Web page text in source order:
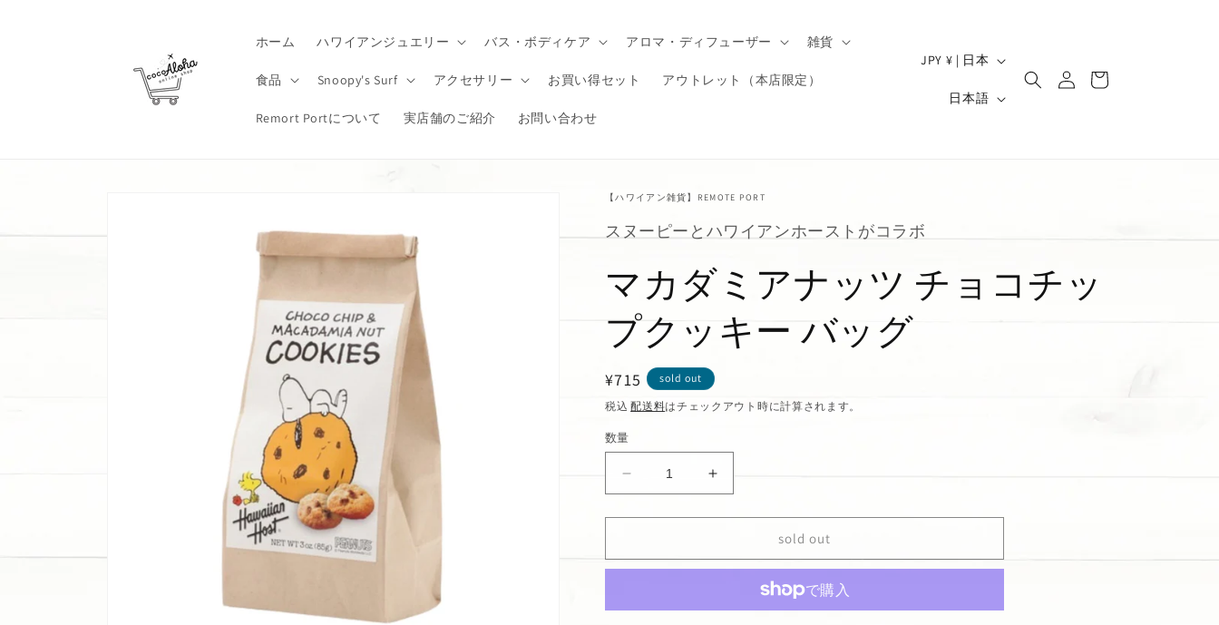
ホーム ハワイアンジュエリー バス・ボディケア アロマ・ディフューザー 雑貨
食品 Snoopy's Surf アクセサリー お買い得セット アウトレット（本店限定）
Remort Portについて 実店舗のご紹介 お問い合わせ
国
JPY ¥ | 日本
言
日本語
イ
ー
【ハワイアン雑貨】REMOTE PORT
スヌーピーとハワイアンホーストがコラボ
マカダミアナッツ チョコチッ
プクッキー バッグ
通
常
価
格
¥715 sold out
税込配送料はチェックアウト時に計算されます。
数量
ア
ッ
マ
ア
ッ
sold out